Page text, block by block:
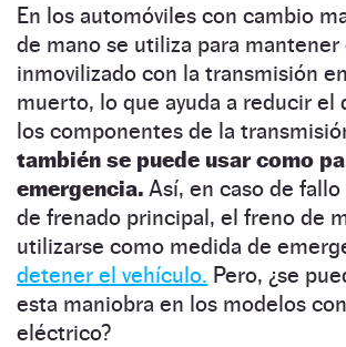
En los automóviles con cambio
de mano se utiliza para
inmovilizado con la transmisión
muerto, lo que ayuda a reducir el
los componentes de la
también se puede usar como
emergencia. Así, en caso de
de frenado principal, el freno de
utilizarse como medida de
detener el vehículo. Pero, ¿se
esta maniobra en los modelos
eléctrico?